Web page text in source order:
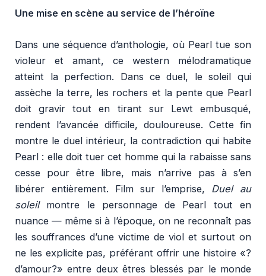
Une mise en scène au service de l’héroïne
Dans une séquence d’anthologie, où Pearl tue son
violeur et amant, ce western mélodramatique
atteint la perfection. Dans ce duel, le soleil qui
assèche la terre, les rochers et la pente que Pearl
doit gravir tout en tirant sur Lewt embusqué,
rendent l’avancée difficile, douloureuse. Cette fin
montre le duel intérieur, la contradiction qui habite
Pearl : elle doit tuer cet homme qui la rabaisse sans
cesse pour être libre, mais n’arrive pas à s’en
libérer entièrement. Film sur l’emprise, Duel au
soleil montre le personnage de Pearl tout en
nuance — même si à l’époque, on ne reconnaît pas
les souffrances d’une victime de viol et surtout on
ne les explicite pas, préférant offrir une histoire «?
d’amour?» entre deux êtres blessés par le monde